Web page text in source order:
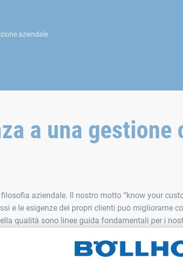
aziendale
a una gestione
aziendale. Il nostro motto “know your
e le esigenze dei propri clienti può migliorarne
qualità sono linee guida fondamentali per i